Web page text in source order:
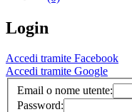
Login
Accedi tramite Facebook
Accedi tramite Google
Email o nome utente:
Password: